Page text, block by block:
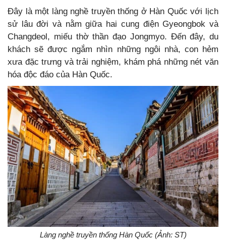
Đây là một làng nghề truyền thống ở Hàn Quốc với lịch
sử lâu đời và nằm giữa hai cung điện Gyeongbok và
Changdeol, miếu thờ thần đạo Jongmyo. Đến đây, du
khách sẽ được ngắm nhìn những ngôi nhà, con hẻm
xưa đặc trưng và trải nghiệm, khám phá những nét văn
hóa độc đáo của Hàn Quốc.
Làng nghề truyền thống Hàn Quốc (Ảnh: ST)